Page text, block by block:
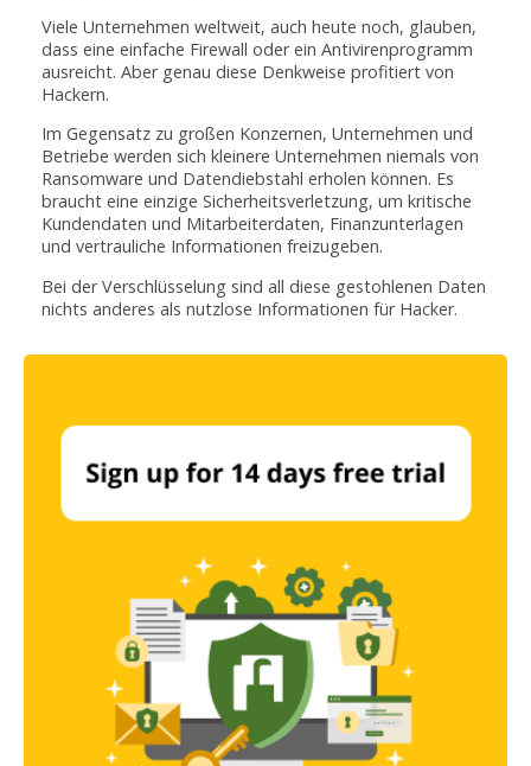
Viele Unternehmen weltweit, auch heute noch, glauben,
dass eine einfache Firewall oder ein Antivirenprogramm
ausreicht. Aber genau diese Denkweise profitiert von
Hackern.
Im Gegensatz zu großen Konzernen, Unternehmen und
Betriebe werden sich kleinere Unternehmen niemals von
Ransomware und Datendiebstahl erholen können. Es
braucht eine einzige Sicherheitsverletzung, um kritische
Kundendaten und Mitarbeiterdaten, Finanzunterlagen
und vertrauliche Informationen freizugeben.
Bei der Verschlüsselung sind all diese gestohlenen Daten
nichts anderes als nutzlose Informationen für Hacker.